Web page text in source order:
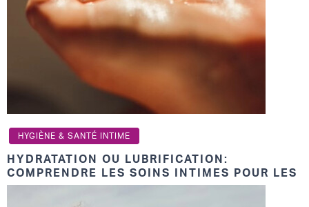
HYGIÈNE & SANTÉ INTIME
HYDRATATION OU LUBRIFICATION:
COMPRENDRE LES SOINS INTIMES POUR LES
FEMMES